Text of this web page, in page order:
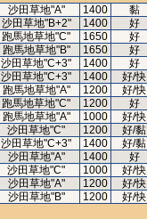
沙田草地"A" 1400 黏
沙田草地"B+2" 1400 好
跑馬地草地"C" 1650 好
跑馬地草地"B" 1650 好
沙田草地"C+3" 1400 好
沙田草地"C+3" 1400 好/快
跑馬地草地"A" 1200 好/快
跑馬地草地"C" 1200 好
跑馬地草地"A" 1000 好/快
沙田草地"C" 1200 好/黏
沙田草地"C+3" 1400 好/黏
沙田草地"A" 1400 好
沙田草地"C" 1000 好/快
沙田草地"A" 1200 好/快
沙田草地"B" 1200 好/快